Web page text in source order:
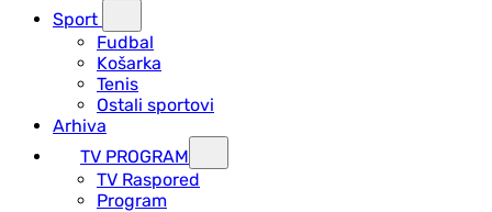
Sport
Fudbal
Košarka
Tenis
Ostali sportovi
Arhiva
TV PROGRAM
ТV Raspored
Program